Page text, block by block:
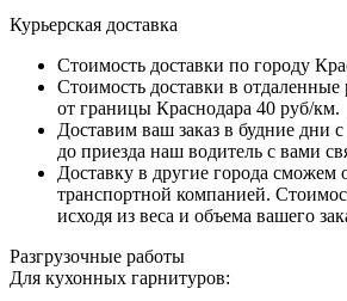
Курьерская доставка
Стоимость доставки по городу
Стоимость доставки в
от границы Краснодара 40 руб/км.
Доставим ваш заказ в будние дни
до приезда наш водитель с вами
Доставку в другие города сможем
транспортной компанией.
исходя из веса и объема вашего
Разгрузочные работы
Для кухонных гарнитуров: